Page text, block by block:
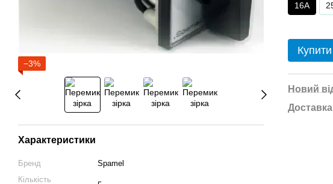
−3%
Характеристики
Бренд
Spamel
Кількість
16A
Купити
Новий
Доставка